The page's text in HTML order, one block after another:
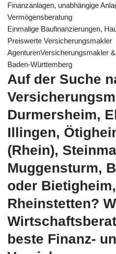
Finanzanlagen, unabhängige
Vermögensberatung
Einmalige Baufinanzierungen,
Preiswerte Versicherungsmakler
AgenturenVersicherungsmakler
Baden-Württemberg
Auf der Suche
Durmersheim,
Illingen,
(Rhein),
Muggensturm,
oder
Rheinstetten?
beste Finanz-